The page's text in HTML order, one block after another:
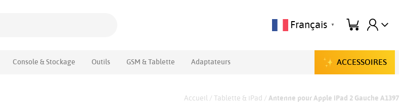
Console & Stockage Outils GSM & Tablette Adaptateurs ACCESSOIRES
Français ▼
Accueil / Tablette & iPad / Antenne pour Apple iPad 2 Gauche A1397